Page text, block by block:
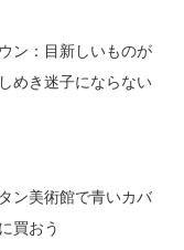
ン：目新しいものが
めき迷子にならない
ン美術館で青いカバ
買おう